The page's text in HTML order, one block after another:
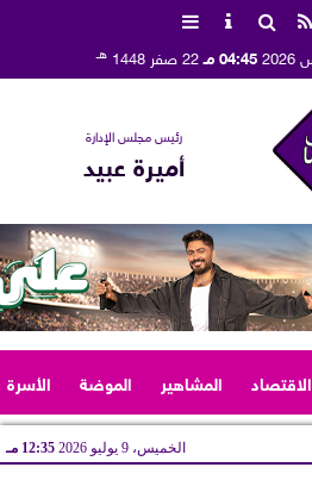
04:45 مـ 22 صفر 1448 هـ
رئيس مجلس الإدارة
أميرة عبيد
الاقتصاد المشاهير الموضة الأسرة
الخميس، 9 يوليو 2026 12:35 مـ